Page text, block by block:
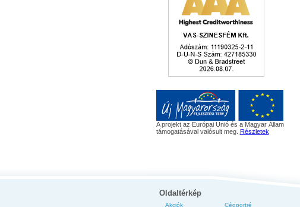
A projekt az Európai Unió és a Magyar Állam
támogatásával valósult meg. Részletek
Oldaltérkép
Akciók Cégportré